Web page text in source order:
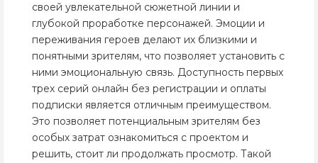
своей увлекательной сюжетной линии и
глубокой проработке персонажей. Эмоции и
переживания героев делают их близкими и
понятными зрителям, что позволяет установить с
ними эмоциональную связь. Доступность первых
трех серий онлайн без регистрации и оплаты
подписки является отличным преимуществом.
Это позволяет потенциальным зрителям без
особых затрат ознакомиться с проектом и
решить, стоит ли продолжать просмотр. Такой